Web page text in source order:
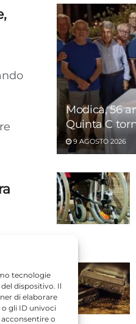
tecnologie
dispositivo. Il
di elaborare
gli ID univoci
o
a
Modica, 56
Quinta C
9 AGOSTO 2026